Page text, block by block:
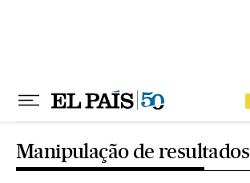
Manipulação de resultados